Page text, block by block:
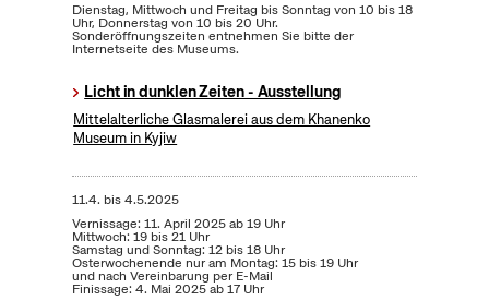
Dienstag, Mittwoch und Freitag bis Sonntag von 10 bis 18
Uhr, Donnerstag von 10 bis 20 Uhr.
Sonderöffnungszeiten entnehmen Sie bitte der
Internetseite des Museums.
Licht in dunklen Zeiten - Ausstellung
Mittelalterliche Glasmalerei aus dem Khanenko
Museum in Kyjiw
11.4. bis4.5.2025
Vernissage: 11. April 2025 ab 19 Uhr
Mittwoch: 19 bis 21 Uhr
Samstag und Sonntag: 12 bis 18 Uhr
Osterwochenende nur am Montag: 15 bis 19 Uhr
und nach Vereinbarung per E-Mail
Finissage: 4. Mai 2025 ab 17 Uhr